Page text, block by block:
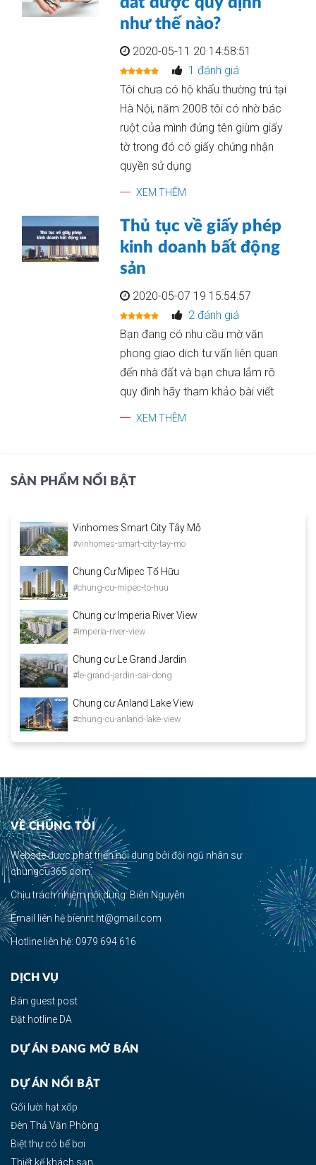
như thế nào?
2020-05-11 20 14:58:51
1 đánh giá
Tôi chưa có hộ khẩu thường trú tại
Hà Nội, năm 2008 tôi có nhờ bác
ruột của mình đứng tên giùm giấy
tờ trong đó có giấy chứng nhận
quyền sử dụng
XEM THÊM
Thủ tục về giấy phép
kinh doanh bất động
sản
2020-05-07 19 15:54:57
2 đánh giá
Bạn đang có nhu cầu mờ văn
phong giao dich tư vấn liên quan
đến nhà đất và bạn chưa lắm rõ
quy đinh hãy tham khảo bài viết
XEM THÊM
SẢN PHẨM NỔI BẬT
Vinhomes Smart City Tây Mỗ
#vinhomes-smart-city-tay-mo
Chung Cư Mipec Tố Hữu
#chung-cu-mipec-to-huu
Chung cư Imperia River View
#imperia-river-view
Chung cư Le Grand Jardin
#le-grand-jardin-sai-dong
Chung cư Anland Lake View
#chung-cu-anland-lake-view
VỀ CHÚNG TÔI
Website được phát triển nội dung bởi đội ngũ nhân sự
chungcu365.com.
Chịu trách nhiệm nội dung: Biên Nguyễn
Email liên hệ:biennt.ht@gmail.com
Hotline liên hệ: 0979 694 616
DỊCH VỤ
Bán guest post
Đặt hotline DA
DỰ ÁN ĐANG MỞ BÁN
DỰ ÁN NỔI BẬT
Gối lười hạt xốp
Đèn Thả Văn Phòng
Biệt thự có bể bơi
Thiết kế khách sạn